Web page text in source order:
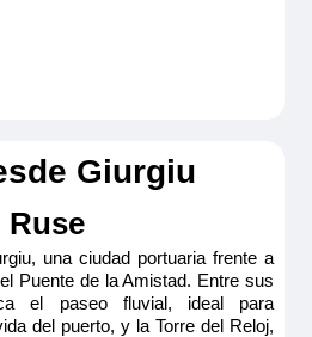
excursiones y otros
Giurgiu
Ruse
una ciudad portuaria frente a
Puente de la Amistad. Entre sus
el paseo fluvial, ideal para
del puerto, y la Torre del Reloj,